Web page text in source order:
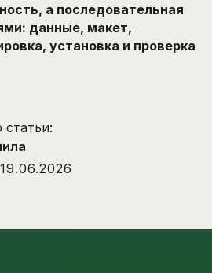
а последовательная
данные, макет,
установка и проверка
статьи:
19.06.2026